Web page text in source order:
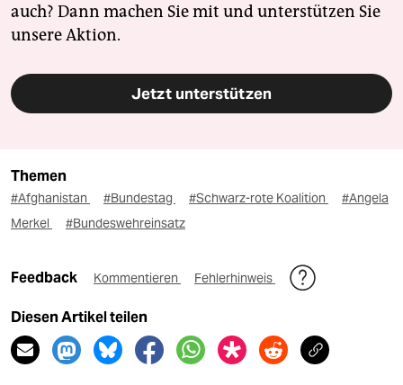
auch? Dann machen Sie mit und unterstützen Sie
unsere Aktion.
Jetzt unterstützen
Themen
#Afghanistan #Bundestag #Schwarz-rote Koalition
#Angela
Merkel
#Bundeswehreinsatz
Feedback Kommentieren Fehlerhinweis
Diesen Artikel teilen